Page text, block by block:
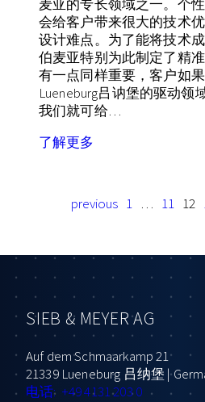
麦亚的专长领域之一。个
会给客户带来很大的技术
设计难点。为了能将技术
伯麦亚特别为此制定了精
有一点同样重要，客户如
Lueneburg吕讷堡的驱动领
我们就可给…
了解更多
previous 1 … 11 12
SIEB & MEYER AG
Auf dem Schmaarkamp 21
21339 Lueneburg 吕纳堡 |
电话: +49 4131 203 0